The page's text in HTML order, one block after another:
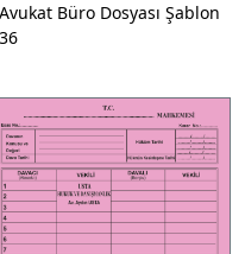
Avukat Büro Dosyası Şablon
36